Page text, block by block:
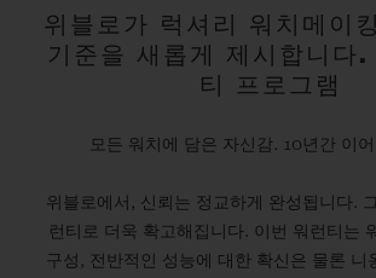
위블로가 럭셔리 워치메이
기준을 새롭게 제시합니다
티 프로그램
모든 워치에 담은 자신감. 10년간 이
위블로에서, 신뢰는 정교하게 완성됩니다.
런티로 더욱 확고해집니다. 이번 워런티는
구성, 전반적인 성능에 대한 확신은 물론 니